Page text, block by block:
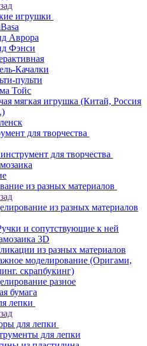
игрушки
Аврора
Фэнси
Качалки
пульти
Тойс
мягкая игрушка (Китай, Россия
для творчества
для творчества
из разных материалов
из разных материалов
и сопутствующие к ней
3D
из разных материалов
моделирование (Оригами,
скрапбукинг)
разное
бумага
лепки
для лепки
для лепки